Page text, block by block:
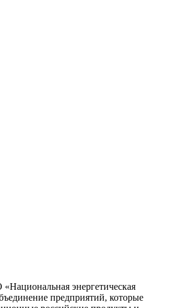
энергетическая
предприятий, которые